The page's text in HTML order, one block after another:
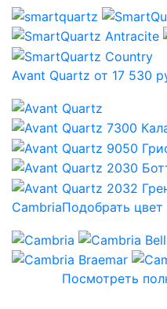
Avant Quartz от 17 530
CambriaПодобрать цвет
Посмотреть